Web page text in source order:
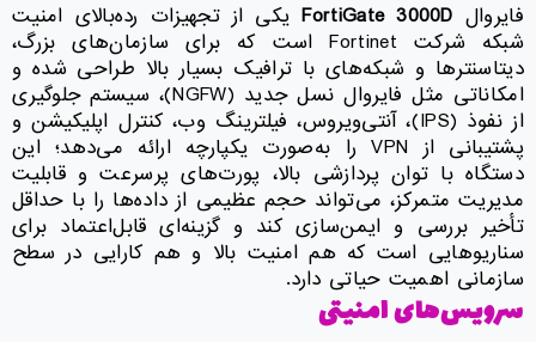
فایروال FortiGate 3000Dیکی از تجهیزات رده‌بالای امنیت
شبکه شرکت Fortinet است که برای سازمان‌های بزرگ،
دیتاسنترها و شبکه‌های با ترافیک بسیار بالا طراحی شده و
امکاناتی مثل فایروال نسل جدید (NGFW)، سیستم جلوگیری
از نفوذ (IPS)، آنتی‌ویروس، فیلترینگ وب، کنترل اپلیکیشن و
پشتیبانی از VPN را به‌صورت یکپارچه ارائه می‌دهد؛ این
دستگاه با توان پردازشی بالا، پورت‌های پرسرعت و قابلیت
مدیریت متمرکز، می‌تواند حجم عظیمی از داده‌ها را با حداقل
تأخیر بررسی و ایمن‌سازی کند و گزینه‌ای قابل‌اعتماد برای
سناریوهایی است که هم امنیت بالا و هم کارایی در سطح
سازمانی اهمیت حیاتی دارد.
سرویس‌های امنیتی